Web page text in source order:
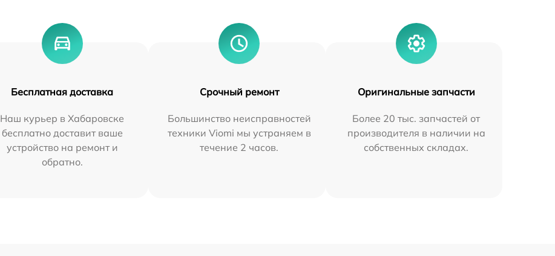
Бесплатная доставка
Наш курьер в Хабаровске
бесплатно доставит ваше
устройство на ремонт и
обратно.
Срочный ремонт
Большинство неисправностей
техники Viomi мы устраняем в
течение 2 часов.
Оригинальные запчасти
Более 20 тыс. запчастей от
производителя в наличии на
собственных складах.